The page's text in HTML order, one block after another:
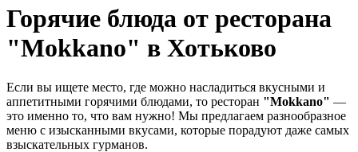
Горячие блюда от ресторана
"Mokkano" в Хотьково
Если вы ищете место, где можно насладиться вкусными и
аппетитными горячими блюдами, то ресторан "Mokkano" —
это именно то, что вам нужно! Мы предлагаем разнообразное
меню с изысканными вкусами, которые порадуют даже самых
взыскательных гурманов.